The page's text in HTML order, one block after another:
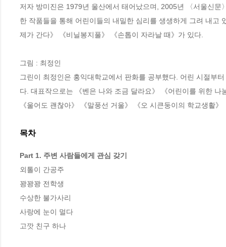
저자 방미진은 1979년 울산에서 태어났으며, 2005년 〈서울신
한 작품들을 통해 어린이들의 내밀한 심리를 생생하게 그려 내고
제가 간다》 《비닐봉지풀》 《손톱이 자라날 때》가 있다.
그림 : 최정인
그린이 최정인은 홍익대학교에서 판화를 공부했다. 어린 시절부
다. 대표작으로는 《벤은 나와 조금 달라요》 《어린이를 위한
《울어도 괜찮아》 《말풍선 거울》 《오 시큰둥이의 학교생활
목차
Part 1. 주변 사람들에게 관심 갖기
외톨이 간공주
꽝꽝꽝 전학생
수상한 불가사리
사랑에 눈이 멀다
고깟 친구 하나